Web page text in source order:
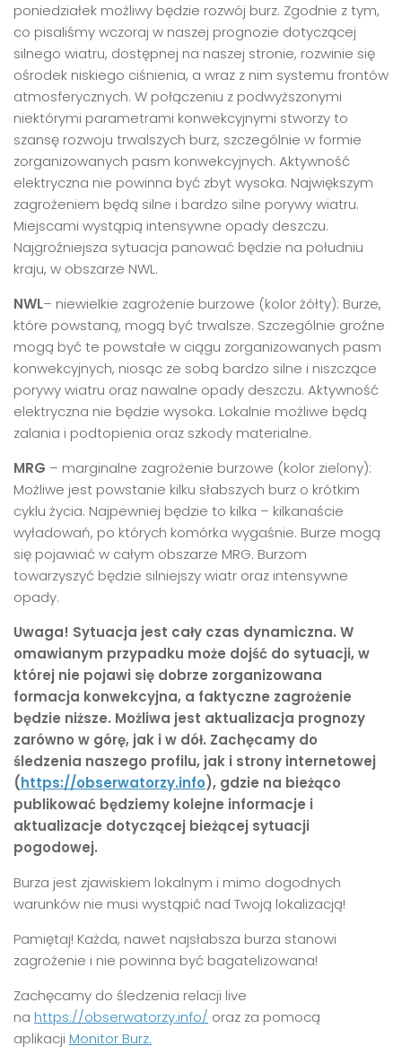
poniedziałek możliwy będzie rozwój burz. Zgodnie z tym,
co pisaliśmy wczoraj w naszej prognozie dotyczącej
silnego wiatru, dostępnej na naszej stronie, rozwinie się
ośrodek niskiego ciśnienia, a wraz z nim systemu frontów
atmosferycznych. W połączeniu z podwyższonymi
niektórymi parametrami konwekcyjnymi stworzy to
szansę rozwoju trwalszych burz, szczególnie w formie
zorganizowanych pasm konwekcyjnych. Aktywność
elektryczna nie powinna być zbyt wysoka. Największym
zagrożeniem będą silne i bardzo silne porywy wiatru.
Miejscami wystąpią intensywne opady deszczu.
Najgroźniejsza sytuacja panować będzie na południu
kraju, w obszarze NWL.
NWL– niewielkie zagrożenie burzowe (kolor żółty): Burze,
które powstaną, mogą być trwalsze. Szczególnie groźne
mogą być te powstałe w ciągu zorganizowanych pasm
konwekcyjnych, niosąc ze sobą bardzo silne i niszczące
porywy wiatru oraz nawalne opady deszczu. Aktywność
elektryczna nie będzie wysoka. Lokalnie możliwe będą
zalania i podtopienia oraz szkody materialne.
MRG – marginalne zagrożenie burzowe (kolor zielony):
Możliwe jest powstanie kilku słabszych burz o krótkim
cyklu życia. Najpewniej będzie to kilka – kilkanaście
wyładowań, po których komórka wygaśnie. Burze mogą
się pojawiać w całym obszarze MRG. Burzom
towarzyszyć będzie silniejszy wiatr oraz intensywne
opady.
Uwaga! Sytuacja jest cały czas dynamiczna. W
omawianym przypadku może dojść do sytuacji, w
której nie pojawi się dobrze zorganizowana
formacja konwekcyjna, a faktyczne zagrożenie
będzie niższe. Możliwa jest aktualizacja prognozy
zarówno w górę, jak i w dół. Zachęcamy do
śledzenia naszego profilu, jak i strony internetowej
(https://obserwatorzy.info), gdzie na bieżąco
publikować będziemy kolejne informacje i
aktualizacje dotyczącej bieżącej sytuacji
pogodowej.
Burza jest zjawiskiem lokalnym i mimo dogodnych
warunków nie musi wystąpić nad Twoją lokalizacją!
Pamiętaj! Każda, nawet najsłabsza burza stanowi
zagrożenie i nie powinna być bagatelizowana!
Zachęcamy do śledzenia relacji live
na https://obserwatorzy.info/ oraz za pomocą
aplikacji Monitor Burz.